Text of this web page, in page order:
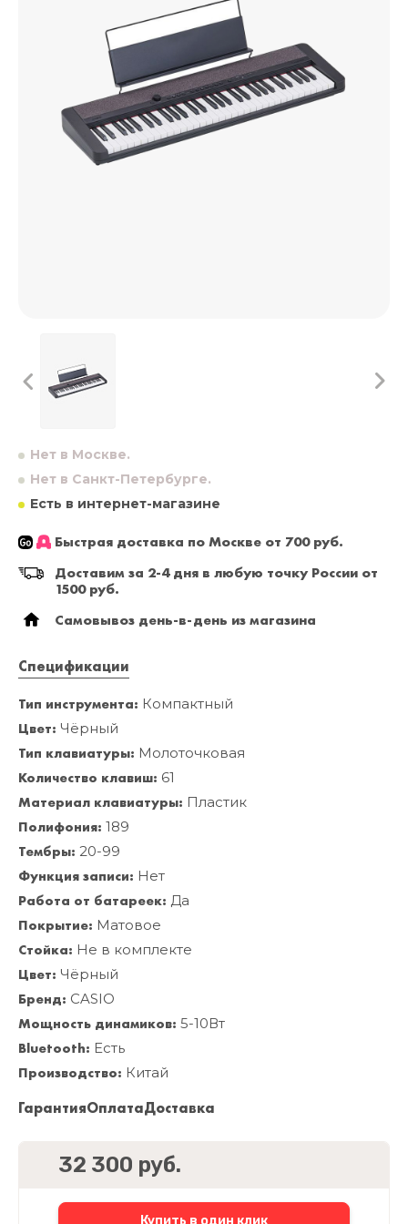
Нет в Москве.
Нет в Санкт-Петербурге.
Есть в интернет-магазине
Быстрая доставка по Москве от 700 руб.
Доставим за 2-4 дня в любую точку России от
1500 руб.
Самовывоз день-в-день из магазина
Спецификации
Тип инструмента: Компактный
Цвет: Чёрный
Тип клавиатуры: Молоточковая
Количество клавиш: 61
Материал клавиатуры: Пластик
Полифония: 189
Тембры: 20-99
Функция записи: Нет
Работа от батареек: Да
Покрытие: Матовое
Стойка: Не в комплекте
Цвет: Чёрный
Бренд: CASIO
Мощность динамиков: 5-10Вт
Bluetooth: Есть
Производство: Китай
ГарантияОплатаДоставка
32 300 руб.